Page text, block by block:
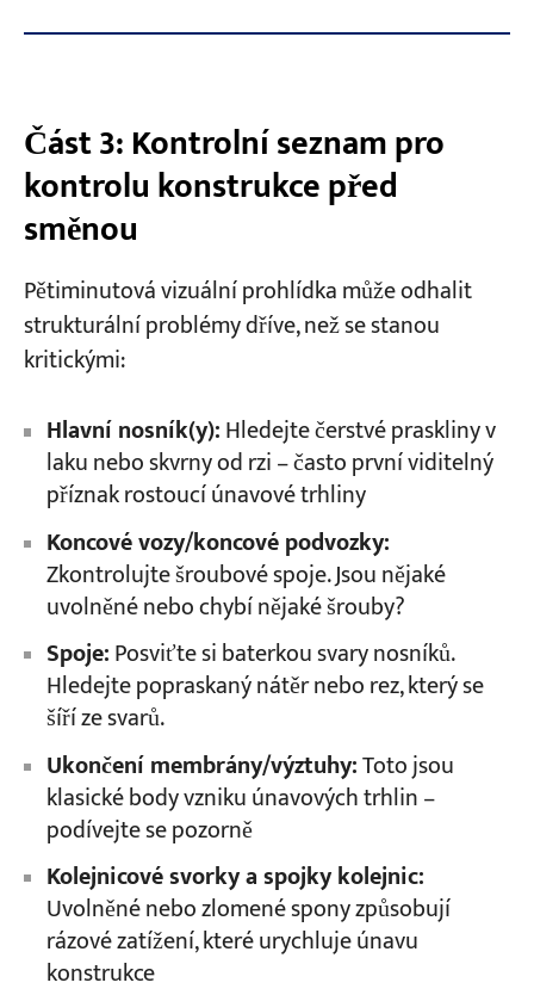
Část 3: Kontrolní seznam pro
kontrolu konstrukce před
směnou
Pětiminutová vizuální prohlídka může odhalit
strukturální problémy dříve, než se stanou
kritickými:
Hlavní nosník(y):Hledejte čerstvé praskliny v
laku nebo skvrny od rzi – často první viditelný
příznak rostoucí únavové trhliny
Koncové vozy/koncové podvozky:
Zkontrolujte šroubové spoje. Jsou nějaké
uvolněné nebo chybí nějaké šrouby?
Spoje:Posviťte si baterkou svary nosníků.
Hledejte popraskaný nátěr nebo rez, který se
šíří ze svarů.
Ukončení membrány/výztuhy:Toto jsou
klasické body vzniku únavových trhlin –
podívejte se pozorně
Kolejnicové svorky a spojky kolejnic:
Uvolněné nebo zlomené spony způsobují
rázové zatížení, které urychluje únavu
konstrukce